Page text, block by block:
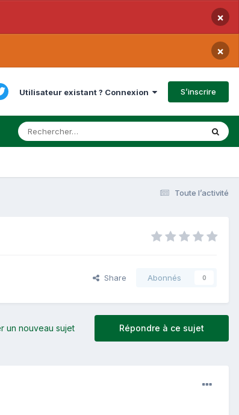
×
×
Utilisateur existant ? Connexion S’inscrire
Toute l’activité
Share Abonnés 0
Répondre à ce sujet
un nouveau sujet